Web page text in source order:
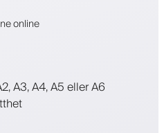
online
A3, A4, A5 eller A6